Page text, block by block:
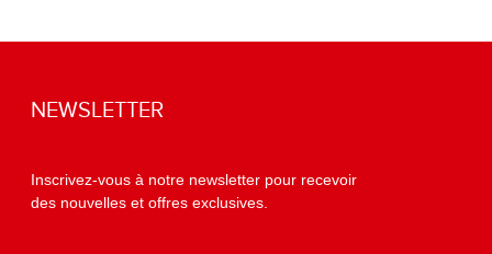
NEWSLETTER
Inscrivez-vous à notre newsletter pour recevoir
des nouvelles et offres exclusives.